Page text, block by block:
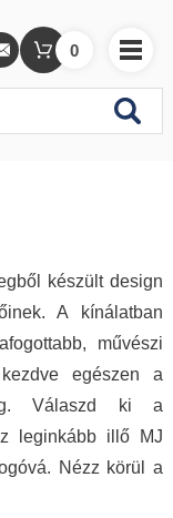
0
készült design
A kínálatban
művészi
egészen a
Válaszd ki a
leginkább illő MJ
Nézz körül a